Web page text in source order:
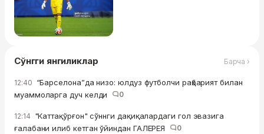
Сўнгги янгиликлар Барча ›
12:40 “Барселона”да низо: юлдуз футболчи раҳбарият билан
муаммоларга дуч келди
0
12:14 "Каттақўрғон" сўннги дақиқалардаги гол эвазига
ғалабани илиб кетган ўйиндан ГАЛЕРЕЯ
0